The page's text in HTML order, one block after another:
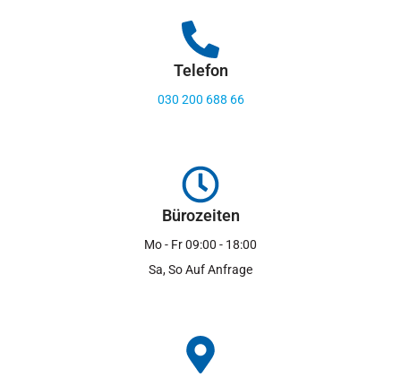
Telefon
030 200 688 66
Bürozeiten
Mo - Fr 09:00 - 18:00
Sa, So Auf Anfrage